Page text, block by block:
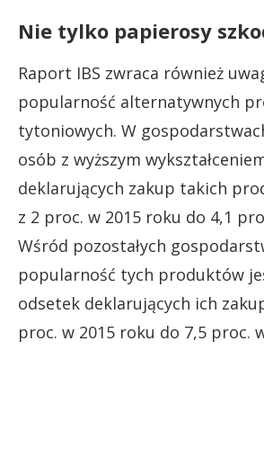
Nie tylko papierosy
Raport IBS zwraca również
popularność alternatywnych
tytoniowych. W
osób z wyższym
deklarujących zakup takich
z 2 proc. w 2015 roku do 4,1
Wśród pozostałych
popularność tych produktów
odsetek deklarujących ich
proc. w 2015 roku do 7,5 proc.